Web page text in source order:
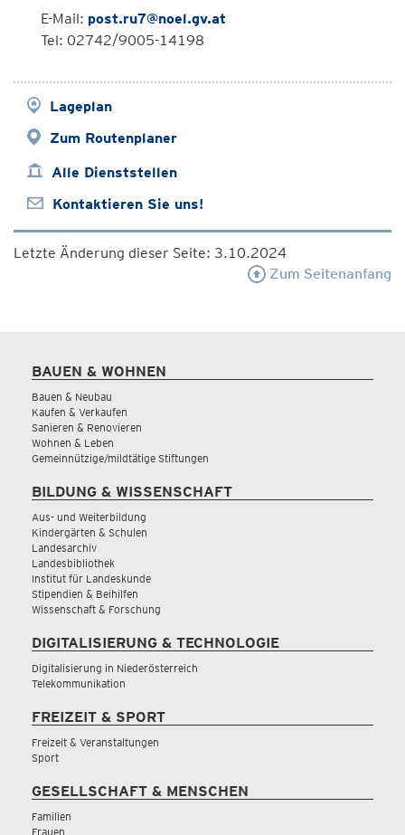
E-Mail: post.ru7@noel.gv.at
Tel: 02742/9005-14198
Lageplan
Zum Routenplaner
Alle Dienststellen
Kontaktieren Sie uns!
Letzte Änderung dieser Seite: 3.10.2024
Zum Seitenanfang
BAUEN & WOHNEN
Bauen & Neubau
Kaufen & Verkaufen
Sanieren & Renovieren
Wohnen & Leben
Gemeinnützige/mildtätige Stiftungen
BILDUNG & WISSENSCHAFT
Aus- und Weiterbildung
Kindergärten & Schulen
Landesarchiv
Landesbibliothek
Institut für Landeskunde
Stipendien & Beihilfen
Wissenschaft & Forschung
DIGITALISIERUNG & TECHNOLOGIE
Digitalisierung in Niederösterreich
Telekommunikation
FREIZEIT & SPORT
Freizeit & Veranstaltungen
Sport
GESELLSCHAFT & MENSCHEN
Familien
Frauen